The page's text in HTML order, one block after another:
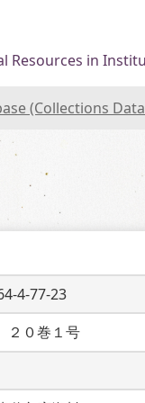
Resources in
(Collections
4-77-23
２０巻１号